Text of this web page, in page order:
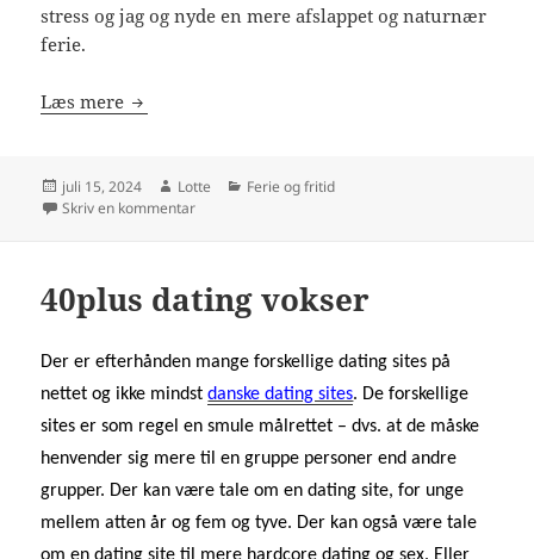
stress og jag og nyde en mere afslappet og naturnær
ferie.
Læs mere Prøv landlivet med en bondegårdsferie
Udgivet
i
juli 15, 2024 Forfatter
Lotte Kategorier
Ferie og fritid
Skriv en kommentartil Prøv landlivet med en bondegårdsferie
40plus dating vokser
Der er efterhånden mange forskellige dating sites på
nettet og ikke mindstdanske dating sites. De forskellige
sites er som regel en smule målrettet – dvs. at de måske
henvender sig mere til en gruppe personer end andre
grupper. Der kan være tale om en dating site, for unge
mellem atten år og fem og tyve. Der kan også være tale